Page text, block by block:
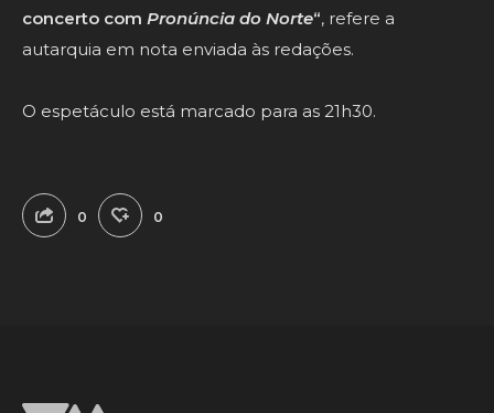
concerto com Pronúncia do Norte“, refere a
autarquia em nota enviada às redações.
O espetáculo está marcado para as 21h30.
0 0